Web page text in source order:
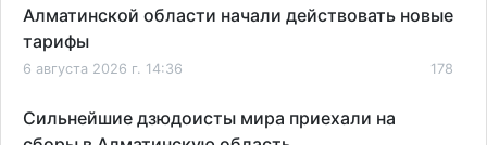
Алматинской области начали действовать новые
тарифы
6 августа 2026 г. 14:36 178
Сильнейшие дзюдоисты мира приехали на